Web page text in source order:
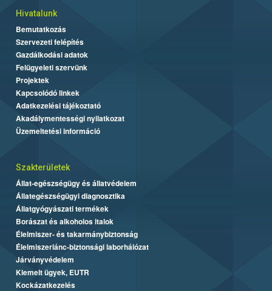
Hivatalunk
Bemutatkozás
Szervezeti felépítés
Gazdálkodási adatok
Felügyeleti szervünk
Projektek
Kapcsolódó linkek
Adatkezelési tájékoztató
Akadálymentességi nyilatkozat
Üzemeltetési információ
Szakterületek
Állat-egészségügy és állatvédelem
Állategészségügyi diagnosztika
Állatgyógyászati termékek
Borászat és alkoholos italok
Élelmiszer- és takarmánybiztonság
Élelmiszerlánc-biztonsági laborhálózat
Járványvédelem
Kiemelt ügyek, EUTR
Kockázatkezelés